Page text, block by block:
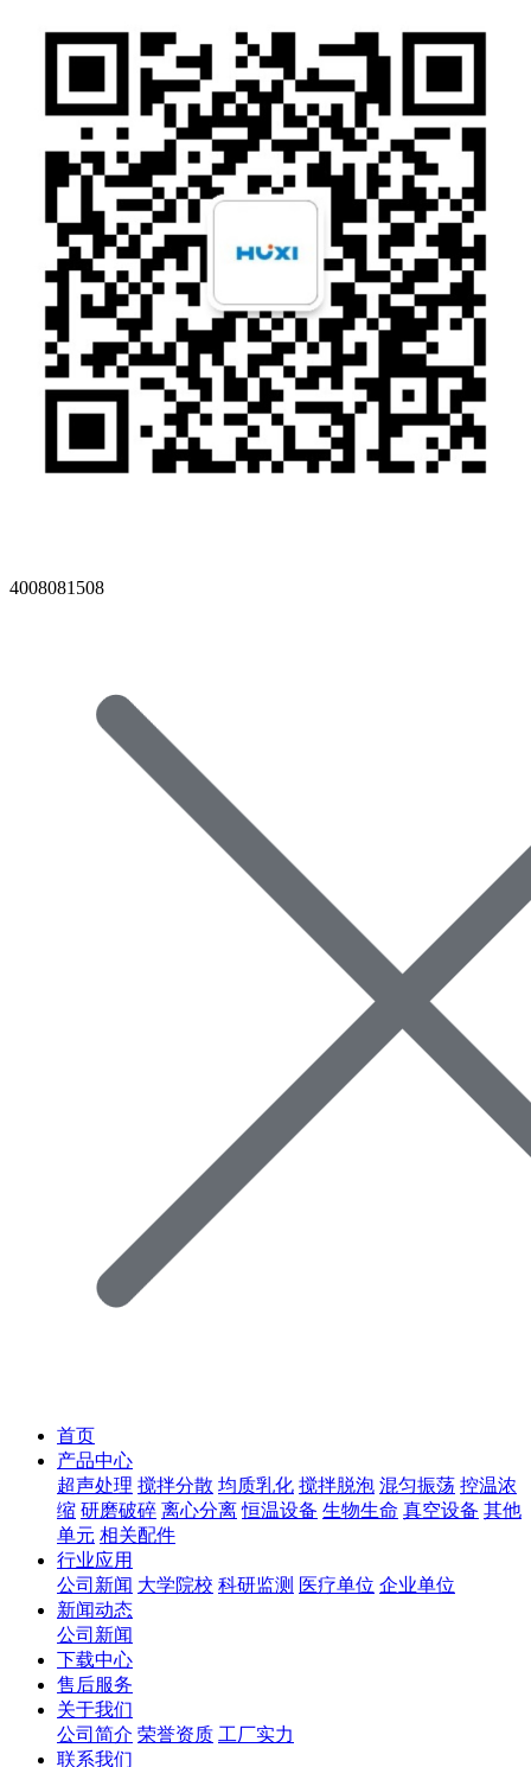
4008081508
首页
产品中心
超声处理 搅拌分散 均质乳化 搅拌脱泡 混匀振荡 控温浓
缩 研磨破碎 离心分离 恒温设备 生物生命 真空设备 其他
单元 相关配件
行业应用
公司新闻 大学院校 科研监测 医疗单位 企业单位
新闻动态
公司新闻
下载中心
售后服务
关于我们
公司简介 荣誉资质 工厂实力
联系我们